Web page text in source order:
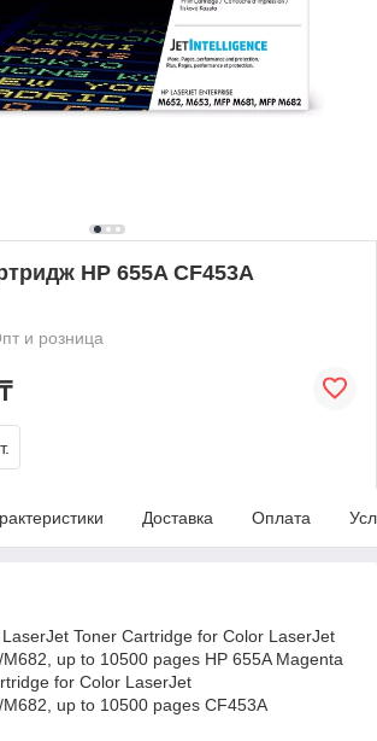
HP 655A CF453A
и розница
Доставка Оплата
Toner Cartridge for Color LaserJet
up to 10500 pages HP 655A Magenta
for Color LaserJet
up to 10500 pages CF453A